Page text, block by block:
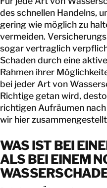
des schnellen Handelns,
gering wie möglich zu
vermeiden.
sogar vertraglich
Schaden durch eine
Rahmen ihrer
bei jeder Art von
Richtige getan wird,
richtigen Aufräumen
wir hier
WAS IST BEI
ALS BEI EINEM